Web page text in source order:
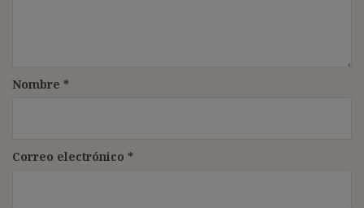
Nombre *
Correo electrónico *